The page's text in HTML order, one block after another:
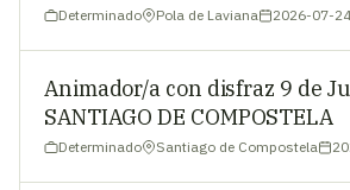
Determinado Pola de Laviana 2026-07-24
Animador/a con disfraz 9 de
SANTIAGO DE COMPOSTELA
Determinado Santiago de Compostela